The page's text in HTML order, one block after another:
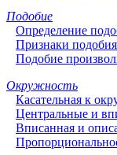
Подобие
Определение
Признаки
Подобие
Окружность
Касательная к
Центральные и
Вписанная и